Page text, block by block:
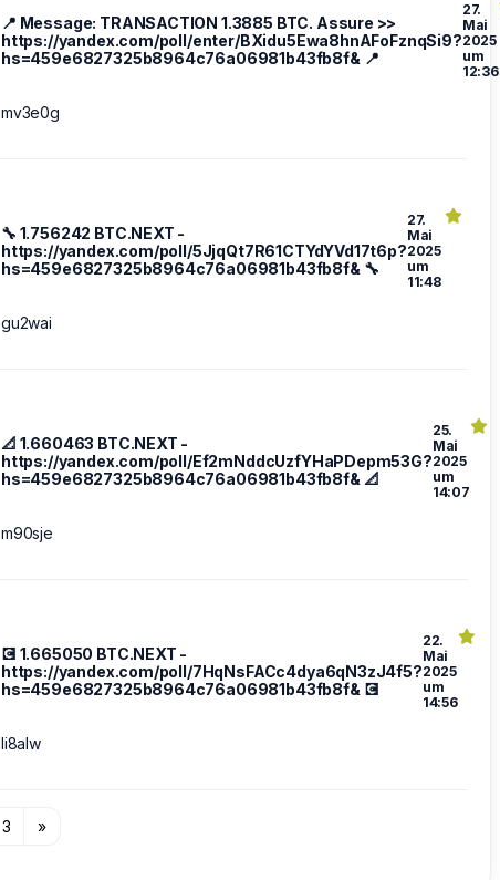
📍 Message: TRANSACTION 1.3885 BTC. Assure >>
https://yandex.com/poll/enter/BXidu5Ewa8hnAFoFznqSi9?
hs=459e6827325b8964c76a06981b43fb8f& 📍
27.
Mai
2025
um
12:36
mv3e0g
🔧 1.756242 BTC.NEXT -
https://yandex.com/poll/5JjqQt7R61CTYdYVd17t6p?
hs=459e6827325b8964c76a06981b43fb8f& 🔧
27.
Mai
2025
um
11:48
gu2wai
📐 1.660463 BTC.NEXT -
https://yandex.com/poll/Ef2mNddcUzfYHaPDepm53G?
hs=459e6827325b8964c76a06981b43fb8f& 📐
25.
Mai
2025
um
14:07
m90sje
💽 1.665050 BTC.NEXT -
https://yandex.com/poll/7HqNsFACc4dya6qN3zJ4f5?
hs=459e6827325b8964c76a06981b43fb8f& 💽
22.
Mai
2025
um
14:56
li8alw
3 »